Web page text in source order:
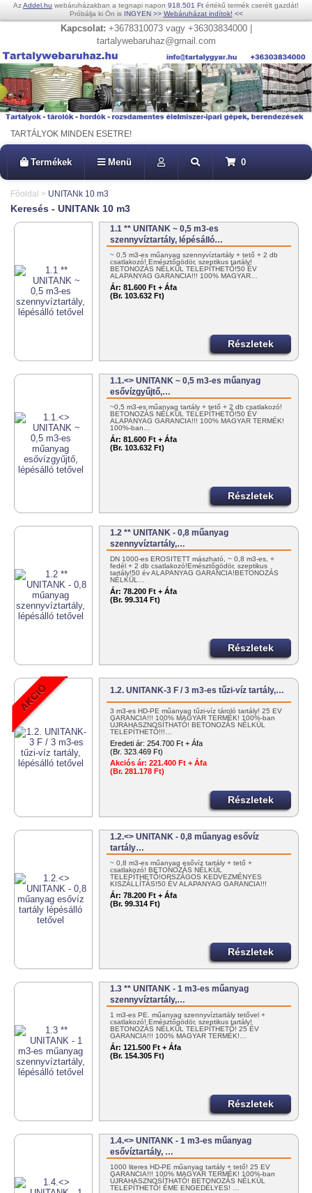
AzAddel.hu webáruházakban a tegnapi napon 918.501 Ft értékű termék cserélt gazdát!
Próbálja ki Ön is INGYEN >> Webáruházat indítok! <<
Kapcsolat: +3678310073 vagy +36303834000 |
tartalywebaruhaz@gmail.com
TARTÁLYOK MINDEN ESETRE!
Termékek Menü 0
Főoldal > UNITANk 10 m3
Keresés - UNITANk 10 m3
1.1 ** UNITANK ~ 0,5 m3-es
szennyvíztartály, lépésálló…
~ 0,5 m3-es műanyag szennyvíztartály + tető + 2 db
csatlakozó! Emésztőgödör, szeptikus tartály!
BETONOZÁS NÉLKÜL TELEPÍTHETŐ!50 ÉV
ALAPANYAG GARANCIA!!! 100% MAGYAR…
Ár: 81.600 Ft + Áfa
(Br. 103.632 Ft)
Részletek
1.1.<> UNITANK ~ 0,5 m3-es műanyag
esővízgyűjtő,…
~0,5 m3-es műanyag tartály + tető + 2 db csatlakozó!
BETONOZÁS NÉLKÜL TELEPÍTHETŐ!50 ÉV
ALAPANYAG GARANCIA!!! 100% MAGYAR TERMÉK!
100%-ban…
Ár: 81.600 Ft + Áfa
(Br. 103.632 Ft)
Részletek
1.2 ** UNITANK - 0,8 műanyag
szennyvíztartály,…
DN 1000-es ERŐSÍTETT mászható, ~ 0,8 m3-es, +
fedél + 2 db csatlakozó!Emésztőgödör, szeptikus
tartály!50 év ALAPANYAG GARANCIA!BETONOZÁS
NÉLKÜL…
Ár: 78.200 Ft + Áfa
(Br. 99.314 Ft)
Részletek
1.2. UNITANK-3 F / 3 m3-es tűzi-víz tartály,…
3 m3-es HD-PE műanyag tűzi-víz tároló tartály! 25 ÉV
GARANCIA!!! 100% MAGYAR TERMÉK! 100%-ban
ÚJRAHASZNOSÍTHATÓ! BETONOZÁS NÉLKÜL
TELEPÍTHETŐ!!!…
Eredeti ár: 254.700 Ft + Áfa
(Br. 323.469 Ft)
Akciós ár: 221.400 Ft + Áfa
(Br. 281.178 Ft)
Részletek
1.2.<> UNITANK - 0,8 műanyag esővíz
tartály…
~ 0,8 m3-es műanyag esővíz tartály + tető +
csatlakozó! BETONOZÁS NÉLKÜL
TELEPÍTHETŐ!ORSZÁGOS KEDVEZMÉNYES
KISZÁLLÍTÁS!50 ÉV ALAPANYAG GARANCIA!!!
100%…
Ár: 78.200 Ft + Áfa
(Br. 99.314 Ft)
Részletek
1.3 ** UNITANK - 1 m3-es műanyag
szennyvíztartály,…
1 m3-es PE. műanyag szennyvíztartály tetővel +
csatlakozó! Emésztőgödör, szeptikus tartály!
BETONOZÁS NÉLKÜL TELEPÍTHETŐ! 25 ÉV
GARANCIA!!! 100% MAGYAR TERMÉK!…
Ár: 121.500 Ft + Áfa
(Br. 154.305 Ft)
Részletek
1.4.<> UNITANK - 1 m3-es műanyag
esővíztartály, …
1000 literes HD-PE műanyag tartály + tető! 25 ÉV
GARANCIA!!! 100% MAGYAR TERMÉK! 100%-ban
ÚJRAHASZNOSÍTHATÓ! BETONOZÁS NÉLKÜL
TELEPÍTHETŐ! ÉME ENGEDÉLYES! …